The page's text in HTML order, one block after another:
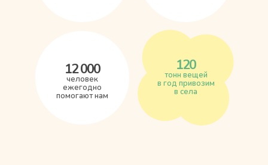
тонн вещей
в год привозим
в села
120
человек
ежегодно
помогают нам
12 000